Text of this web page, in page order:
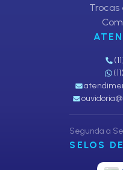
Trocas
Segunda a
SELOS